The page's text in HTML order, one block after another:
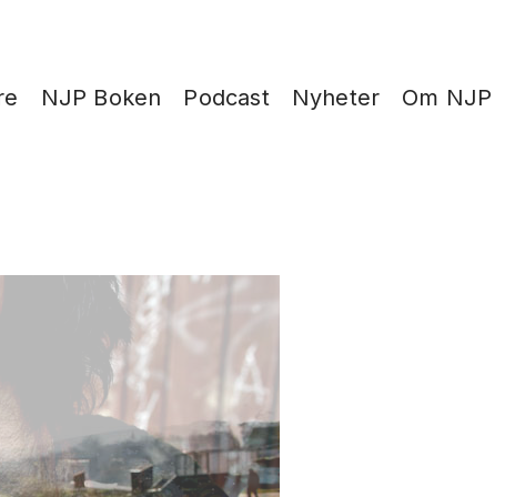
NJP Boken Podcast Nyheter Om NJP